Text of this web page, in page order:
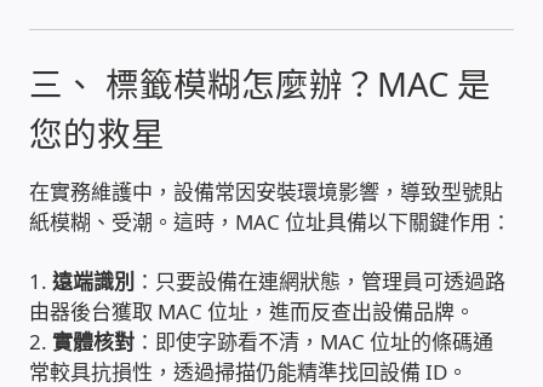
WIFI Wi-Fi 無線熱點 無線網路
居易科技DrayTek/裕笠科技Ublink
印表列印伺服器
虛擬機 Virtual machine VirtualBox Hyper-V
三、 標籤模糊怎麼辦？MAC 是
您的救星
在實務維護中，設備常因安裝環境影響，導致型號貼
紙模糊、受潮。這時，MAC 位址具備以下關鍵作用：
1.遠端識別 ：只要設備在連網狀態，管理員可透過路
由器後台獲取 MAC 位址，進而反查出設備品牌。
2.實體核對 ：即使字跡看不清，MAC 位址的條碼通
常較具抗損性，透過掃描仍能精準找回設備 ID。